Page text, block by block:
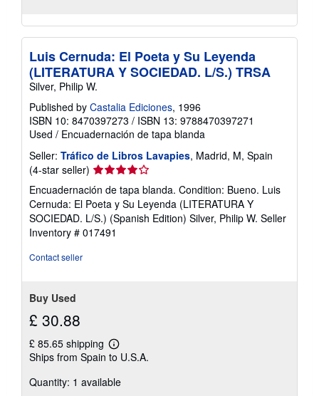
Luis Cernuda: El Poeta y Su Leyenda
(LITERATURA Y SOCIEDAD. L/S.) TRSA
Silver, Philip W.
Published by Castalia Ediciones, 1996
ISBN 10: 8470397273 / ISBN 13: 9788470397271
Used / Encuadernación de tapa blanda
Seller: Tráfico de Libros Lavapies, Madrid, M, Spain
(4-star seller) Seller
rating
4
out
of
5
Encuadernación de tapa blanda. Condition: Bueno. Luis
Cernuda: El Poeta y Su Leyenda (LITERATURA Y
SOCIEDAD. L/S.) (Spanish Edition) Silver, Philip W. Seller
Inventory # 017491
Contact seller
Buy Used
£ 30.88
£ 85.65 shipping
Learn
more
shipping
Ships from Spain to U.S.A.
Quantity: 1 available